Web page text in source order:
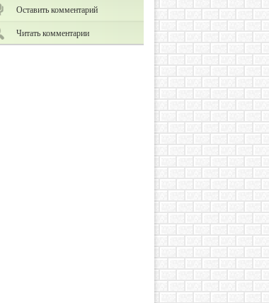
Оставить комментарий
Читать комментарии